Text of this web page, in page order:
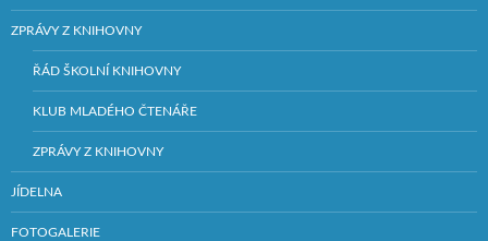
ZPRÁVY Z KNIHOVNY
ŘÁD ŠKOLNÍ KNIHOVNY
KLUB MLADÉHO ČTENÁŘE
ZPRÁVY Z KNIHOVNY
JÍDELNA
FOTOGALERIE